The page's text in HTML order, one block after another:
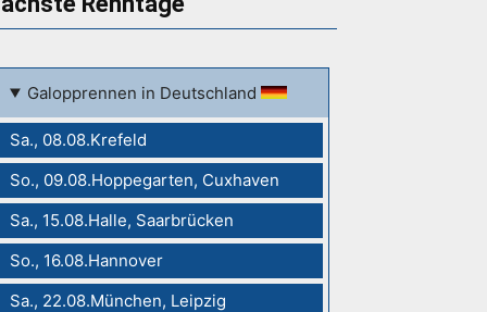
Galopprennen in Deutschland
Sa., 08.08.Krefeld
So., 09.08.Hoppegarten, Cuxhaven
Sa., 15.08.Halle, Saarbrücken
So., 16.08.Hannover
Sa., 22.08.München, Leipzig